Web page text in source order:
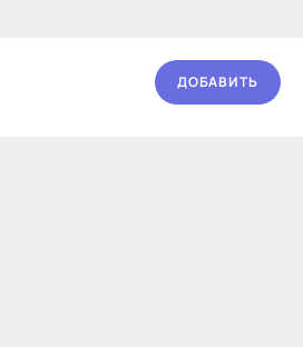
ДОБАВИТЬ